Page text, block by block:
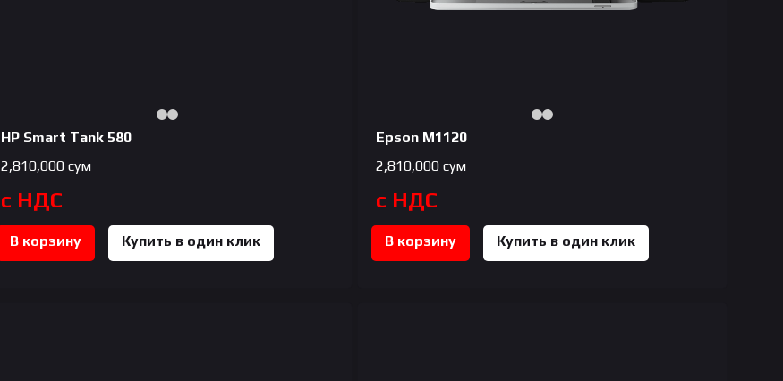
HP Smart Tank 580
2,810,000сум
с НДС
В корзину Купить в один клик
Epson M1120
2,810,000сум
с НДС
В корзину Купить в один клик